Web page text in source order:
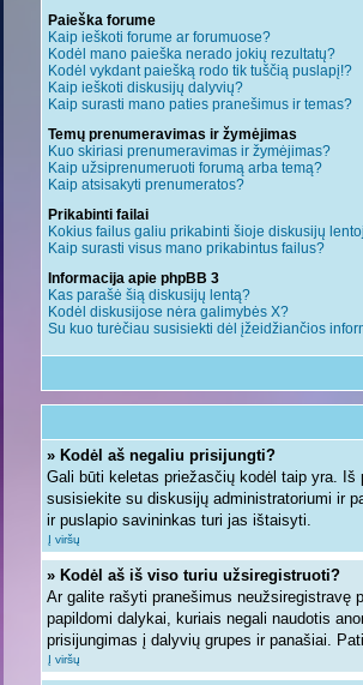
Paieška forume
Kaip ieškoti forume ar forumuose?
Kodėl mano paieška nerado jokių rezultatų?
Kodėl vykdant paiešką rodo tik tuščią puslapį!?
Kaip ieškoti diskusijų dalyvių?
Kaip surasti mano paties pranešimus ir temas?
Temų prenumeravimas ir žymėjimas
Kuo skiriasi prenumeravimas ir žymėjimas?
Kaip užsiprenumeruoti forumą arba temą?
Kaip atsisakyti prenumeratos?
Prikabinti failai
Kokius failus galiu prikabinti šioje diskusijų
Kaip surasti visus mano prikabintus failus?
Informacija apie phpBB 3
Kas parašė šią diskusijų lentą?
Kodėl diskusijose nėra galimybės X?
Su kuo turėčiau susisiekti dėl įžeidžiančios
» Kodėl aš negaliu prisijungti?
Gali būti keletas priežasčių kodėl taip yra.
susisiekite su diskusijų administratoriumi ir
ir puslapio savininkas turi jas ištaisyti.
Į viršų
» Kodėl aš iš viso turiu užsiregistruoti?
Ar galite rašyti pranešimus neužsiregistravę
papildomi dalykai, kuriais negali naudotis
prisijungimas į dalyvių grupes ir panašiai.
Į viršų